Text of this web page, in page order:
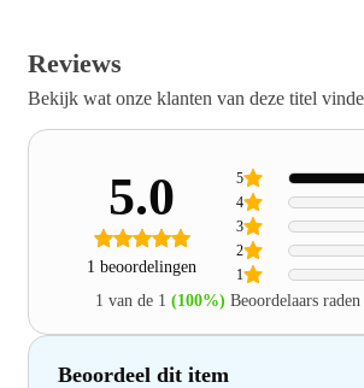
Reviews
Bekijk wat onze klanten van deze titel
5.0
1 beoordelingen 1
2
3
4
5
1 van de 1 (100%) Beoordelaars
Beoordeel dit item